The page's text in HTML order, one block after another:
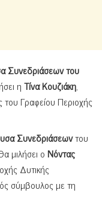
Συνεδριάσεων του
ηΤίνα Κουζιάκη,
Γραφείου Περιοχής
Συνεδριάσεωντου
μιλήσει ο Νόντας
Δυτικής
σύμβουλος με τη